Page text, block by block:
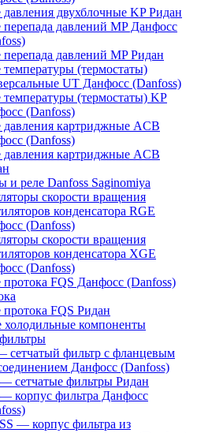
давления двухблочные KP Ридан
перепада давлений MP Данфосс
перепада давлений MP Ридан
температуры (термостаты)
UT Данфосс (Danfoss)
температуры (термостаты) KP
(Danfoss)
давления картриджные ACB
(Danfoss)
давления картриджные ACB
и реле Danfoss Saginomiya
скорости вращения
конденсатора RGE
(Danfoss)
скорости вращения
конденсатора XGE
(Danfoss)
протока FQS Данфосс (Danfoss)
протока FQS Ридан
компоненты
сетчатый фильтр с фланцевым
Данфосс (Danfoss)
сетчатые фильтры Ридан
корпус фильтра Данфосс
— корпус фильтра из